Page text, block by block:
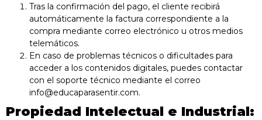
Tras la confirmación del pago, el cliente recibirá
automáticamente la factura correspondiente a la
compra mediante correo electrónico u otros medios
telemáticos.
En caso de problemas técnicos o dificultades para
acceder a los contenidos digitales, puedes contactar
con el soporte técnico mediante el correo
info@educaparasentir.com.
Propiedad Intelectual e Industrial: